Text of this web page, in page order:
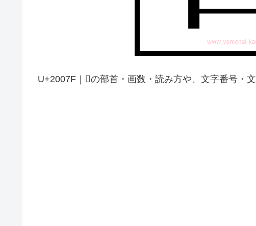
U+2007F｜𠁿の部首・画数・読み方や、文字番号・